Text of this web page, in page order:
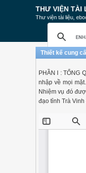
THƯ VIỆN TÀI
Thư viện tài liệu,
Thiết kế cung
PHẦN I : TỔNG
nhập về mọi
Nhiệm vụ đó
đạo tỉnh Trà